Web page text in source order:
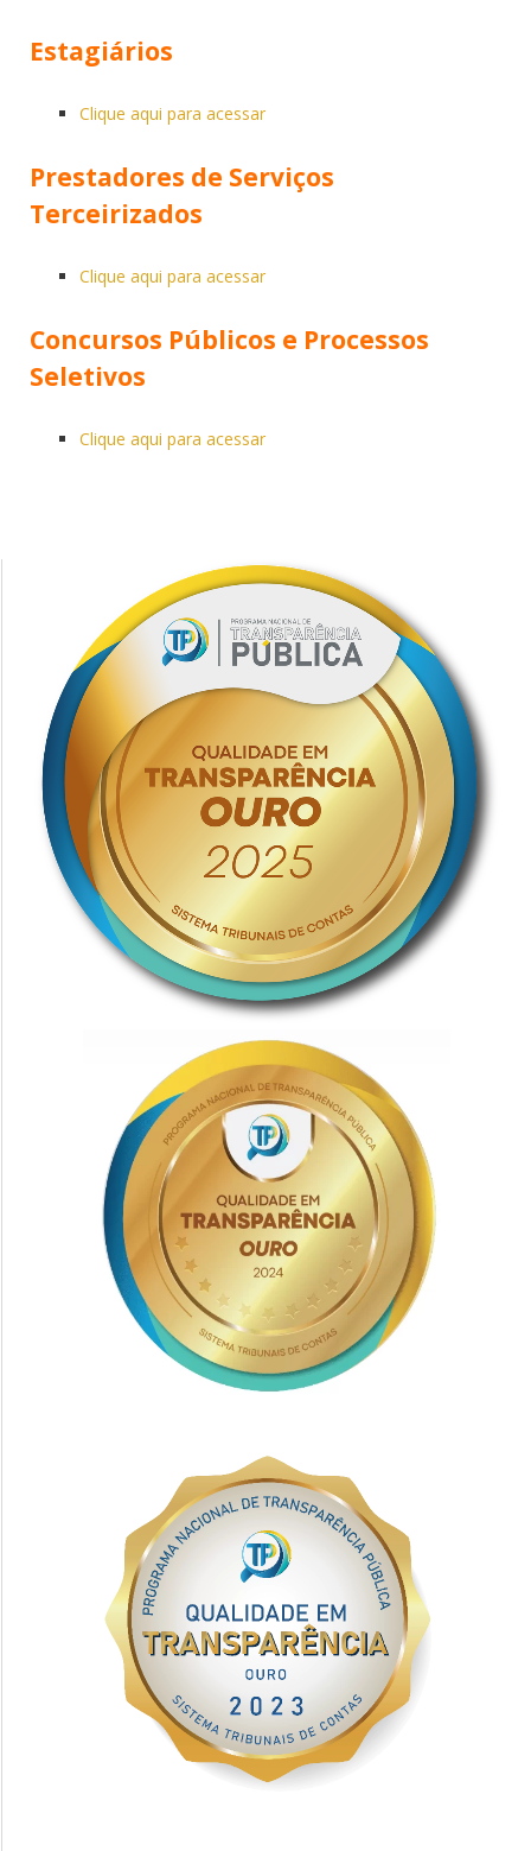
Estagiários
Clique aqui para acessar
Prestadores de Serviços
Terceirizados
Clique aqui para acessar
Concursos Públicos e Processos
Seletivos
Clique aqui para acessar